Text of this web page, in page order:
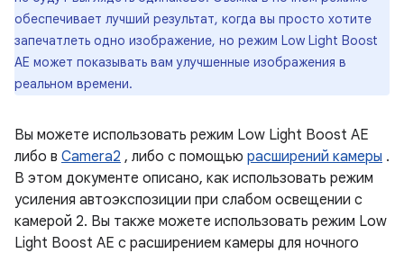
обеспечивает лучший результат, когда вы просто хотите
запечатлеть одно изображение, но режим Low Light Boost
AE может показывать вам улучшенные изображения в
реальном времени.
Вы можете использовать режим Low Light Boost AE
либо в Camera2 , либо с помощью расширений камеры .
В этом документе описано, как использовать режим
усиления автоэкспозиции при слабом освещении с
камерой 2. Вы также можете использовать режим Low
Light Boost AE с расширением камеры для ночного